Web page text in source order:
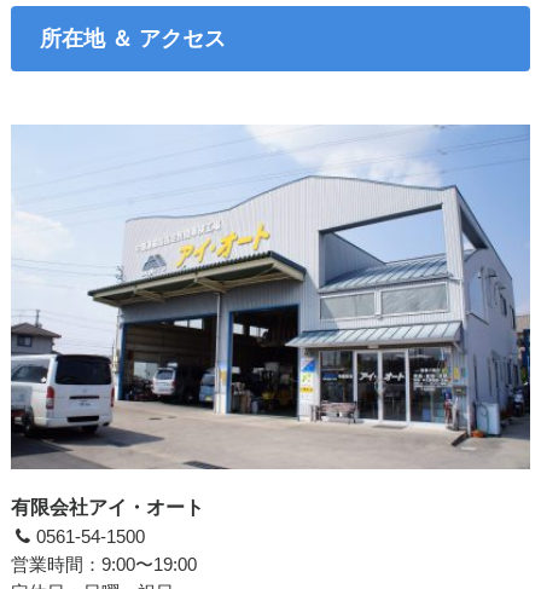
所在地 ＆ アクセス
有限会社アイ・オート
0561-54-1500
営業時間：9:00〜19:00